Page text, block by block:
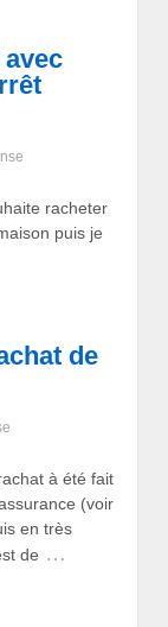
racheter
puis je
de
à été fait
(voir
en très
de …